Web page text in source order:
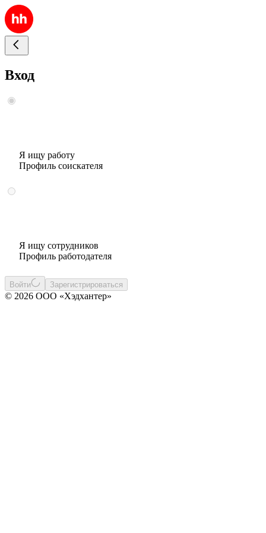
Вход
Я ищу работу
Профиль соискателя
Я ищу сотрудников
Профиль работодателя
Войти Зарегистрироваться
© 2026 ООО «Хэдхантер»